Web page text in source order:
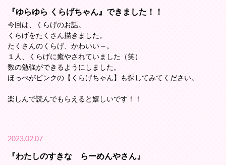
『ゆらゆら くらげちゃん』できました！！
今回は、くらげのお話。
くらげをたくさん描きました。
たくさんのくらげ、かわいい～。
１人、くらげに癒やされていました（笑）
数の勉強ができるようにしました。
ほっぺがピンクの【くらげちゃん】も探してみてください。
楽しんで読んでもらえると嬉しいです！！
2023.02.07
『わたしのすきな らーめんやさん』